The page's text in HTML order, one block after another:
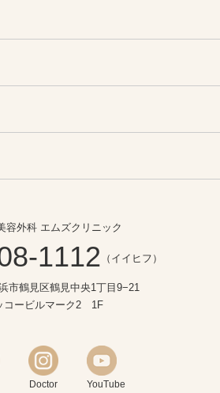
容外科 エムズクリニック
1112 （イイヒフ）
市鶴見区鶴見中央1丁目9−21
コービルマーク2 1F
Doctor YouTube